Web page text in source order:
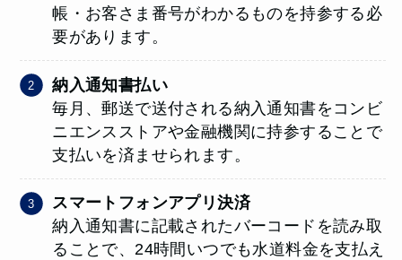
帳・お客さま番号がわかるものを持参する必
要があります。
納入通知書払い
毎月、郵送で送付される納入通知書をコンビ
ニエンスストアや金融機関に持参することで
支払いを済ませられます。
スマートフォンアプリ決済
納入通知書に記載されたバーコードを読み取
ることで、24時間いつでも水道料金を支払え